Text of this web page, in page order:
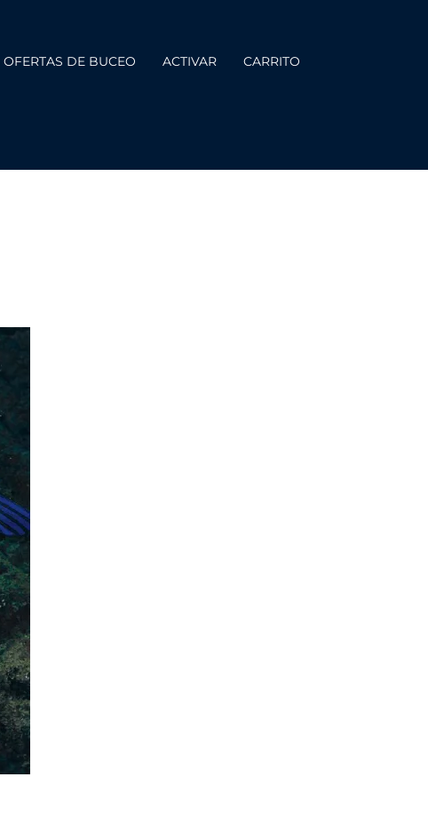
OFERTAS DE BUCEO ACTIVAR CARRITO